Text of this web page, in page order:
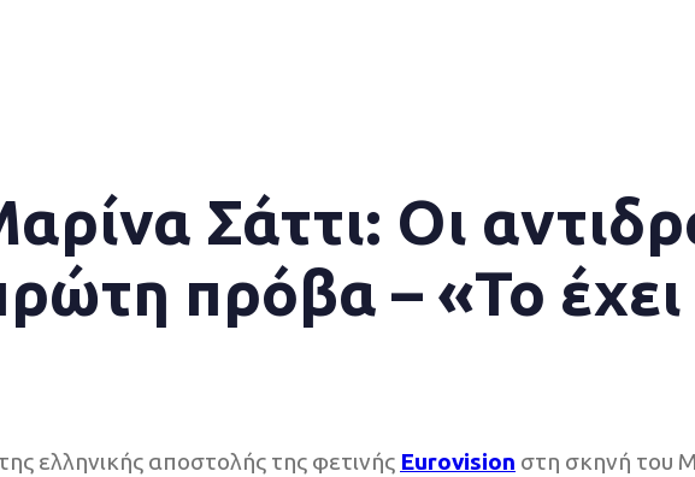
Σάττι: Οι
πρόβα – «Το
ελληνικής αποστολής της φετινής Eurovision στη σκηνή του